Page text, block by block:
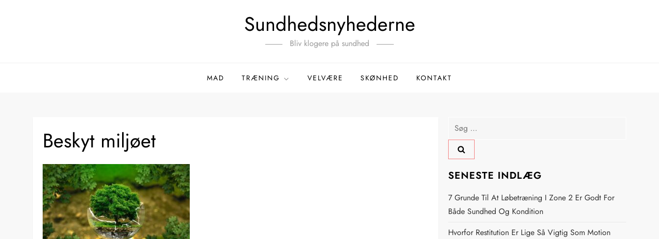
Sundhedsnyhederne
Bliv klogere på sundhed
MAD TRÆNING VELVÆRE SKØNHED KONTAKT
Beskyt miljøet
Søg
efter:
SENESTE INDLÆG
7 Grunde Til At Løbetræning I Zone 2 Er Godt For
Både Sundhed Og Kondition
Hvorfor Restitution Er Lige Så Vigtig Som Motion